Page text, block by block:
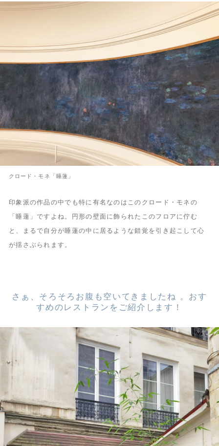
クロード・モネ「睡蓮」
印象派の作品の中でも特に有名なのはこのクロード・モネの
「睡蓮」ですよね。円形の壁面に飾られたこのフロアに佇む
と、まるで自分が睡蓮の中に居るような錯覚を引き起こして心
が揺さぶられます。
さぁ、そろそろお腹も空いてきましたね 。おす
すめのレストランをご紹介します！